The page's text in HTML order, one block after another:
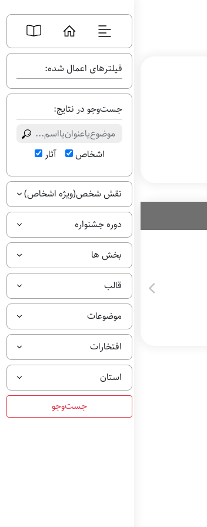
فیلترهای اعمال شده:
جست‌وجو در نتایج:
اشخاص آثار
نقش شخص(ویژه اشخاص)
دوره جشنواره
بخش ها
قالب
موضوعات
افتخارات
استان